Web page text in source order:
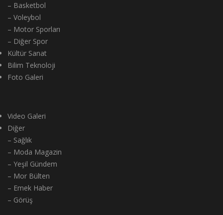
– Basketbol
– Voleybol
– Motor Sporları
– Diğer Spor
Kültür Sanat
Bilim Teknoloji
Foto Galeri
Video Galeri
Diğer
– Sağlık
– Moda Magazin
– Yeşil Gündem
– Mor Bülten
– Emek Haber
– Görüş